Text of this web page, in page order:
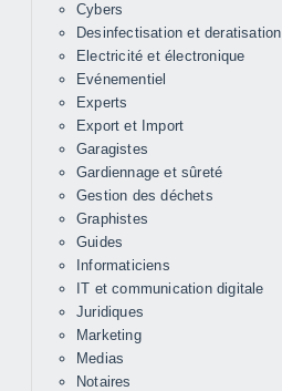
Cybers
Desinfectisation et deratisation
Electricité et électronique
Evénementiel
Experts
Export et Import
Garagistes
Gardiennage et sûreté
Gestion des déchets
Graphistes
Guides
Informaticiens
IT et communication digitale
Juridiques
Marketing
Medias
Notaires